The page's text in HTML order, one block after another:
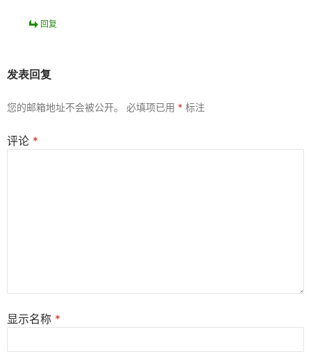
回复
发表回复
您的邮箱地址不会被公开。 必填项已用 * 标注
评论 *
显示名称 *